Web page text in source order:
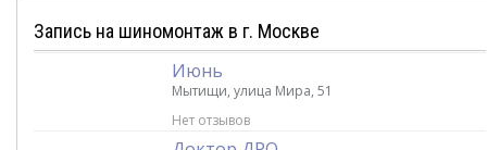
Запись на шиномонтаж в г. Москве
Июнь
Мытищи, улица Мира, 51
Нет отзывов